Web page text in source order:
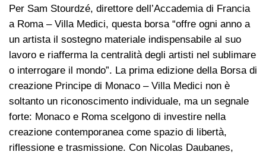
Per Sam Stourdzé, direttore dell’Accademia di Francia
a Roma – Villa Medici, questa borsa “offre ogni anno a
un artista il sostegno materiale indispensabile al suo
lavoro e riafferma la centralità degli artisti nel sublimare
o interrogare il mondo”. La prima edizione della Borsa di
creazione Principe di Monaco – Villa Medici non è
soltanto un riconoscimento individuale, ma un segnale
forte: Monaco e Roma scelgono di investire nella
creazione contemporanea come spazio di libertà,
riflessione e trasmissione. Con Nicolas Daubanes,